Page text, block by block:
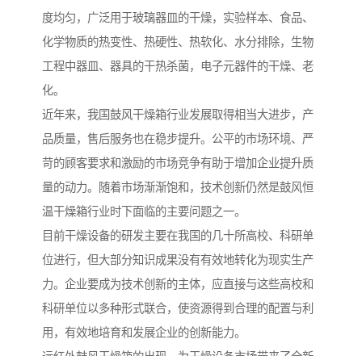
度均匀，广泛用于玻璃器皿的干燥，实验样本、食品、
化学物质的热变性、热硬性、热软化、水分排除，生物
工程中器皿、器具的干热杀菌，电子元器件的干燥、老
化。
近年来，我国鼓风干燥箱行业发展取得相当大进步，产
品质量，售后服务也在稳步提升。公平的市场环境、严
苛的顾客要求和激励的市场竞争有助于增加企业提升质
量的动力。随着市场渐渐饱和，技术创新仍然是鼓风恒
温干燥箱行业时下面临的主要问题之一。
目前干燥设备的研发主要在我国的几十所高校、科研单
位进行，但大部分知识成果没有有效地转化为现实生产
力。企业要成为技术创新的主体，应直接与这些高校和
科研单位以多种形式联合，使资源得到合理的配置与利
用，有效地培育和发展企业的创新能力。